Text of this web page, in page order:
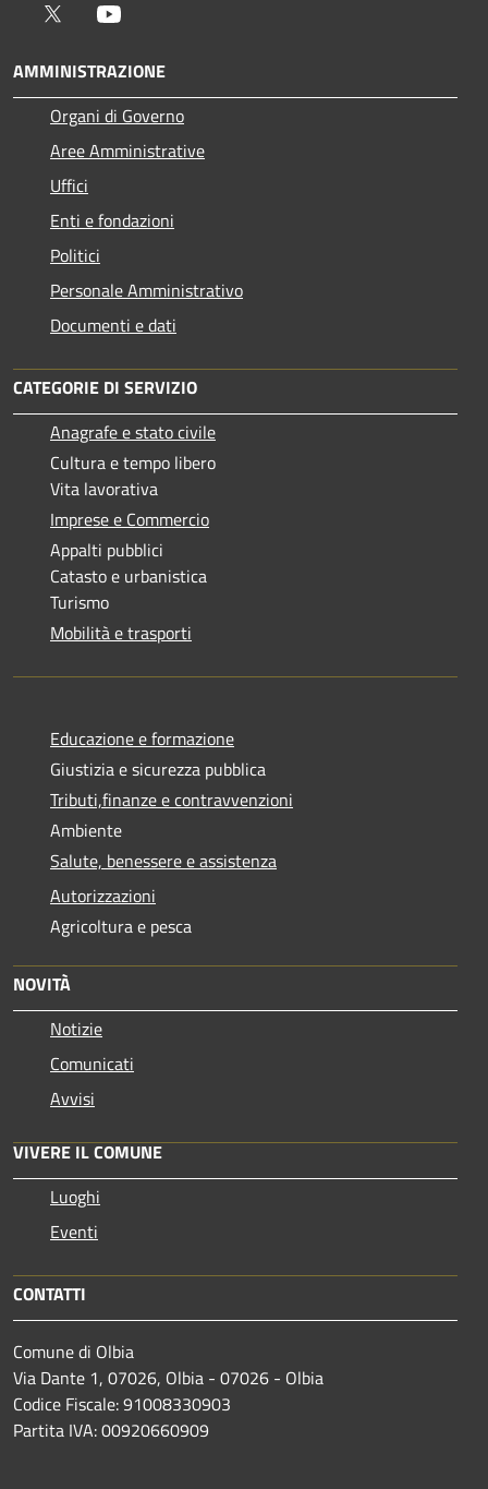
Twitter
AMMINISTRAZIONE
Organi di Governo
Aree Amministrative
Uffici
Enti e fondazioni
Politici
Personale Amministrativo
Documenti e dati
CATEGORIE DI SERVIZIO
Anagrafe e stato civile
Cultura e tempo libero
Vita lavorativa
Imprese e Commercio
Appalti pubblici
Catasto e urbanistica
Turismo
Mobilità e trasporti
Educazione e formazione
Giustizia e sicurezza pubblica
Tributi,finanze e contravvenzioni
Ambiente
Salute, benessere e assistenza
Autorizzazioni
Agricoltura e pesca
NOVITÀ
Notizie
Comunicati
Avvisi
VIVERE IL COMUNE
Luoghi
Eventi
CONTATTI
Comune di Olbia
Via Dante 1, 07026, Olbia - 07026 - Olbia
Codice Fiscale: 91008330903
Partita IVA: 00920660909